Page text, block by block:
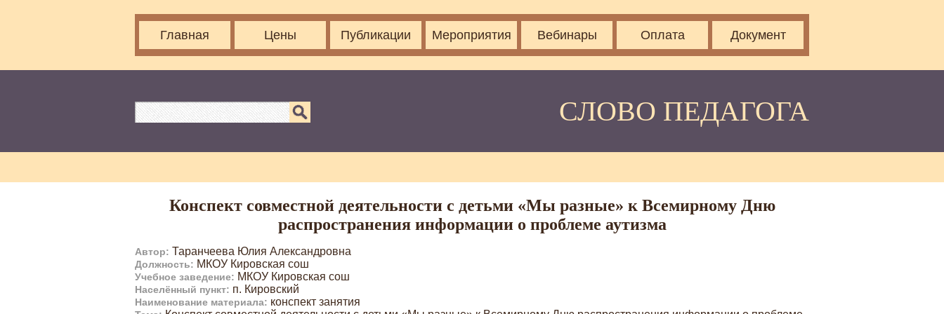
Главная Цены Публикации Мероприятия Вебинары Оплата Документ
СЛОВО ПЕДАГОГА
Конспект совместной деятельности с детьми «Мы разные» к Всемирному Дню
распространения информации о проблеме аутизма
Автор: Таранчеева Юлия Александровна
Должность: МКОУ Кировская сош
Учебное заведение: МКОУ Кировская сош
Населённый пункт: п. Кировский
Наименование материала: конспект занятия